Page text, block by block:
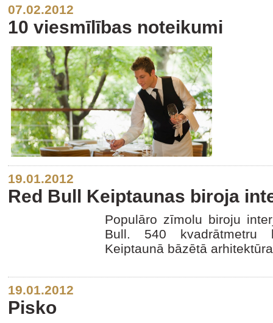
07.02.2012
10 viesmīlības noteikumi
19.01.2012
Red Bull Keiptaunas biroja
Populāro zīmolu biroju
Bull. 540 kvadrātmetru
Keiptaunā bāzētā
19.01.2012
Pisko